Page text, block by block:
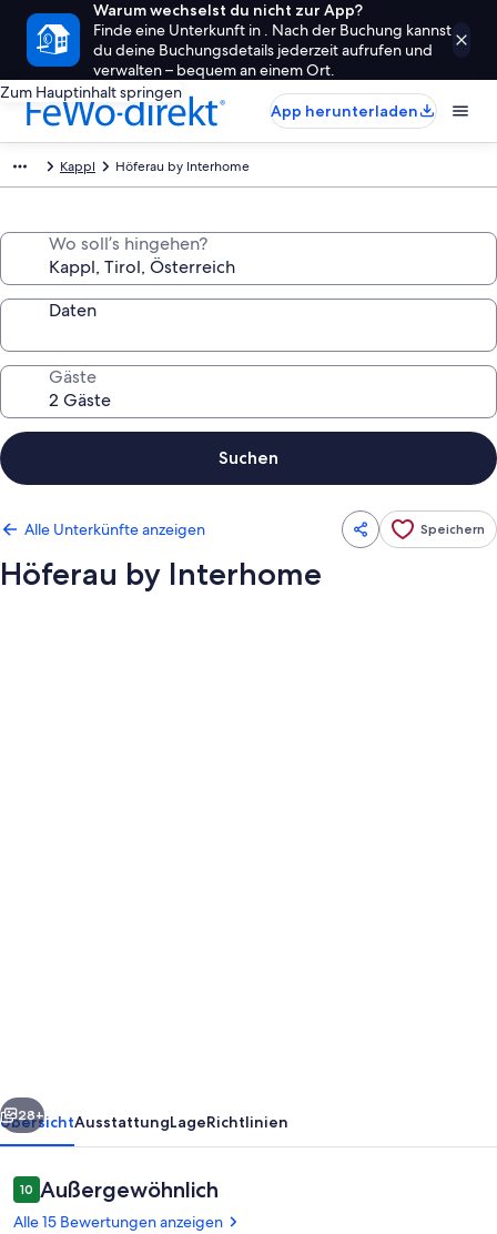
Warum wechselst du nicht zur App?
Finde eine Unterkunft in . Nach der Buchung kannst
du deine Buchungsdetails jederzeit aufrufen und
verwalten – bequem an einem Ort.
Zum Hauptinhalt springen
App herunterladen
Kappl Höferau by Interhome
Wo soll’s hingehen?
Daten
Gäste
Suchen
Alle Unterkünfte anzeigen Speichern
Höferau by Interhome
Weiter
28+
ÜbersichtAusstattungLageRichtlinien
Bewertungen
1010 von 10.
Außergewöhnlich
Alle 15 Bewertungen anzeigen